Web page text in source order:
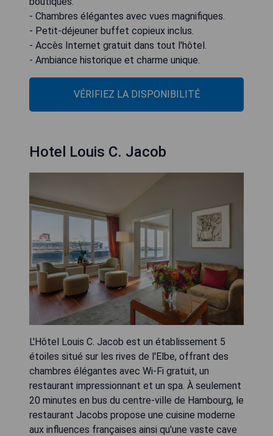
- Chambres élégantes avec vues magnifiques.
- Petit-déjeuner buffet copieux inclus.
- Accès Internet gratuit dans tout l'hôtel.
- Ambiance historique et charme unique.
VÉRIFIEZ LA DISPONIBILITÉ
Hotel Louis C. Jacob
L'Hôtel Louis C. Jacob est un établissement 5
étoiles situé sur les rives de l'Elbe, offrant des
chambres élégantes avec Wi-Fi gratuit, un
restaurant impressionnant et un spa. À seulement
20 minutes en bus du centre-ville de Hambourg, le
restaurant Jacobs propose une cuisine moderne
aux influences françaises ainsi qu'une vaste cave